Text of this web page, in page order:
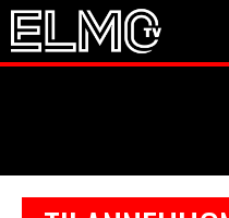
PESÄPALLO